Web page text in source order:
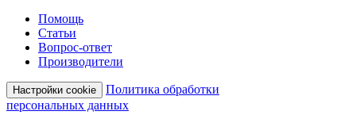
Помощь
Статьи
Вопрос-ответ
Производители
Настройки cookie
Политика обработки
персональных данных